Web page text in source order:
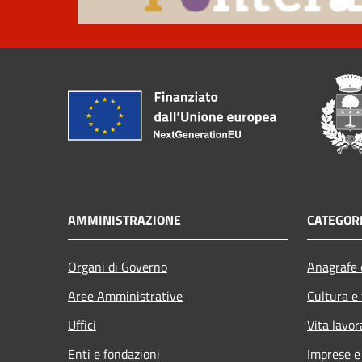
AMMINISTRAZIONE
Organi di Governo
Aree Amministrative
Uffici
Enti e fondazioni
Cultura
Vita
Imprese